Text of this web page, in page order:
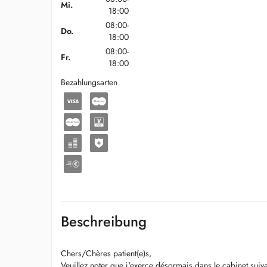
Mi.
18:00
Do.
08:00-
18:00
Fr.
08:00-
18:00
Bezahlungsarten
Beschreibung
Chers/Chères patient(e)s,